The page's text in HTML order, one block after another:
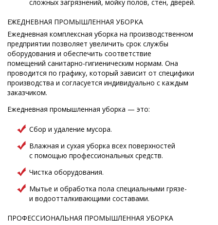
сложных загрязнений, мойку полов, стен, дверей.
ЕЖЕДНЕВНАЯ ПРОМЫШЛЕННАЯ УБОРКА
Ежедневная комплексная уборка на производственном
предприятии позволяет увеличить срок службы
оборудования и обеспечить соответствие
помещений санитарно-гигиеническим нормам. Она
проводится по графику, который зависит от специфики
производства и согласуется индивидуально с каждым
заказчиком.
Ежедневная промышленная уборка — это:
Сбор и удаление мусора.
Влажная и сухая уборка всех поверхностей
с помощью профессиональных средств.
Чистка оборудования.
Мытье и обработка пола специальными грязе-
и водоотталкивающими составами.
ПРОФЕССИОНАЛЬНАЯ ПРОМЫШЛЕННАЯ УБОРКА